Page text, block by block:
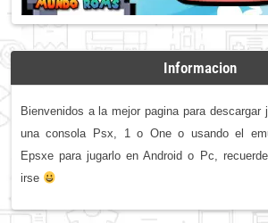
Informacion
Bienvenidos a la mejor pagina para descargar
una consola Psx, 1 o One o usando el
Epsxe para jugarlo en Android o Pc,
irse